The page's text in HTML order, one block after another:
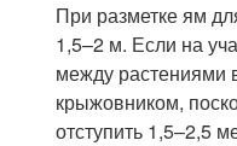
При разметке ям
1,5–2 м. Если на
между растениями
крыжовником,
отступить 1,5–2,5